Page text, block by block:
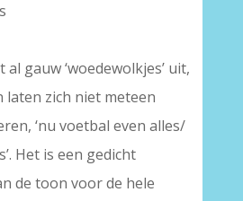
gauw ‘woedewolkjes’ uit,
laten zich niet meteen
‘nu voetbal even alles/
Het is een gedicht
de toon voor de hele